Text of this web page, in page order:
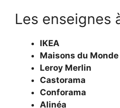
Les enseignes
IKEA
Maisons du Monde
Leroy Merlin
Castorama
Conforama
Alinéa